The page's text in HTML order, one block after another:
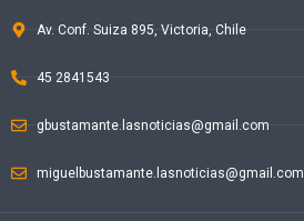
Av. Conf. Suiza 895, Victoria, Chile
45 2841543
gbustamante.lasnoticias@gmail.com
miguelbustamante.lasnoticias@gmail.com